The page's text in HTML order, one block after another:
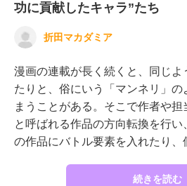
功に貢献したキャラ”たち
折田マカダミア
漫画の連載が長く続くと、同じよ
たりと、俗にいう「マンネリ」の
まうことがある。そこで作者や担
と呼ばれる作品の方向転換を行い
の作品にバトル要素を入れたり
続きを読む